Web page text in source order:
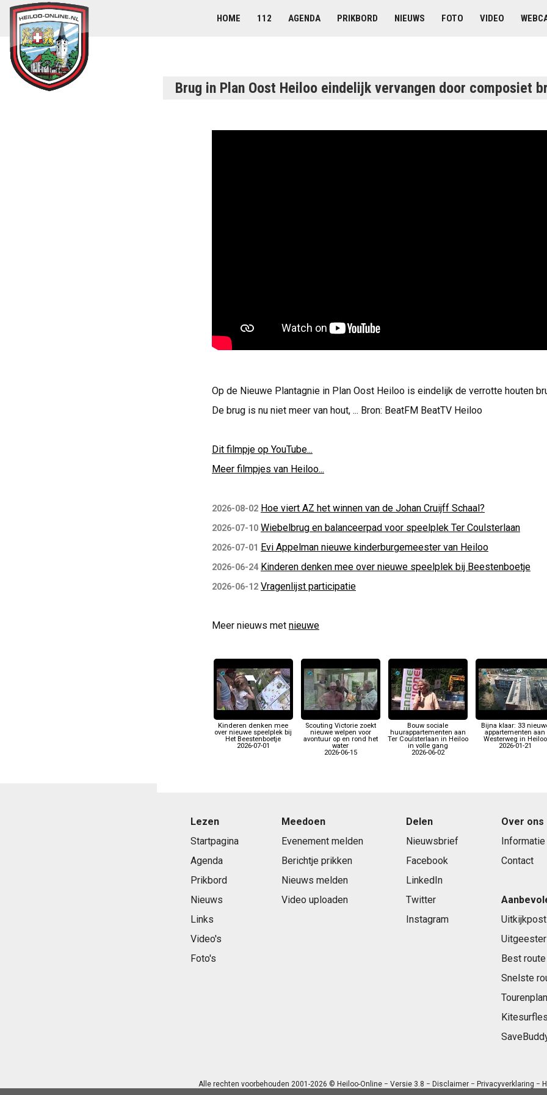
HOME 112 AGENDA PRIKBORD NIEUWS FOTO VIDEO
Brug in Plan Oost Heiloo eindelijk vervangen door composiet
Op de Nieuwe Plantagnie in Plan Oost Heiloo is eindelijk de verrotte houten
De brug is nu niet meer van hout, ... Bron: BeatFM BeatTV Heiloo
Dit filmpje op YouTube...
Meer filmpjes van Heiloo...
2026-08-02 Hoe viert AZ het winnen van de Johan Cruijff Schaal?
2026-07-10 Wiebelbrug en balanceerpad voor speelplek Ter Coulsterlaan
2026-07-01 Evi Appelman nieuwe kinderburgemeester van Heiloo
2026-06-24 Kinderen denken mee over nieuwe speelplek bij Beestenboetje
2026-06-12 Vragenlijst participatie
Meer nieuws met nieuwe
Kinderen denken mee
over nieuwe speelplek bij
Het Beestenboetje
2026-07-01
Scouting Victorie zoekt
nieuwe welpen voor
avontuur op en rond het
water
2026-06-15
Bouw sociale
huurappartementen aan
Ter Coulsterlaan in Heiloo
in volle gang
2026-06-02
Bijna klaar: 33
appartementen aan
Westerweg in Heiloo
2026-01-21
Lezen
Startpagina
Agenda
Prikbord
Nieuws
Links
Video's
Foto's
Meedoen
Evenement melden
Berichtje prikken
Nieuws melden
Video uploaden
Delen
Nieuwsbrief
Facebook
LinkedIn
Twitter
Instagram
Over ons
Informatie
Contact
Uitkijkpost
Uitgeester
Best
Snelste
Alle rechten voorbehouden 2001-2026 © Heiloo-Online − Versie 3.8 − Disclaimer− Privacyverklaring −